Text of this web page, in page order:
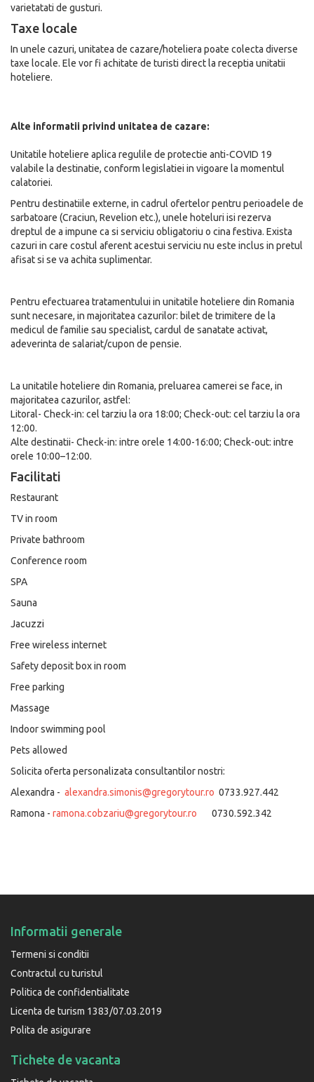
varietatati de gusturi.
Taxe locale
In unele cazuri, unitatea de cazare/hoteliera poate colecta diverse
taxe locale. Ele vor fi achitate de turisti direct la receptia unitatii
hoteliere.
Alte informatii privind unitatea de cazare:
Unitatile hoteliere aplica regulile de protectie anti-COVID 19
valabile la destinatie, conform legislatiei in vigoare la momentul
calatoriei.
Pentru destinatiile externe, in cadrul ofertelor pentru perioadele de
sarbatoare (Craciun, Revelion etc.), unele hoteluri isi rezerva
dreptul de a impune ca si serviciu obligatoriu o cina festiva. Exista
cazuri in care costul aferent acestui serviciu nu este inclus in pretul
afisat si se va achita suplimentar.
Pentru efectuarea tratamentului in unitatile hoteliere din Romania
sunt necesare, in majoritatea cazurilor: bilet de trimitere de la
medicul de familie sau specialist, cardul de sanatate activat,
adeverinta de salariat/cupon de pensie.
La unitatile hoteliere din Romania, preluarea camerei se face, in
majoritatea cazurilor, astfel:
Litoral- Check-in: cel tarziu la ora 18:00; Check-out: cel tarziu la ora
12:00.
Alte destinatii- Check-in: intre orele 14:00-16:00; Check-out: intre
orele 10:00–12:00.
Facilitati
Restaurant
TV in room
Private bathroom
Conference room
SPA
Sauna
Jacuzzi
Free wireless internet
Safety deposit box in room
Free parking
Massage
Indoor swimming pool
Pets allowed
Solicita oferta personalizata consultantilor nostri:
Alexandra - alexandra.simonis@gregorytour.ro 0733.927.442
Ramona - ramona.cobzariu@gregorytour.ro 0730.592.342
Informatii generale
Termeni si conditii
Contractul cu turistul
Politica de confidentialitate
Licenta de turism 1383/07.03.2019
Polita de asigurare
Tichete de vacanta